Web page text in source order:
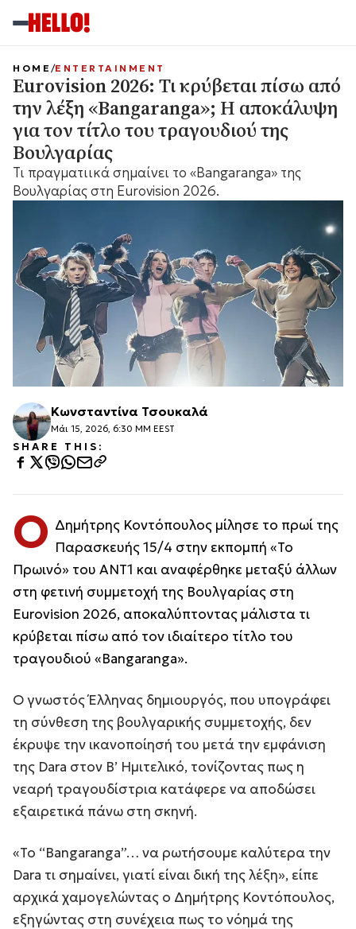
HOME ENTERTAINMENT
Eurovision 2026: Τι κρύβεται πίσω από
την λέξη «Bangaranga»; Η αποκάλυψη
για τον τίτλο του τραγουδιού της
Βουλγαρίας
Τι πραγματιικά σημαίνει το «Bangaranga» της
Βουλγαρίας στη Eurovision 2026.
Κωνσταντίνα Τσουκαλά
Μάι 15, 2026, 6:30 ΜΜ EEST
SHARE THIS:
Ο Δημήτρης Κοντόπουλος μίλησε το πρωί της
Παρασκευής 15/4 στην εκπομπή «Το
Πρωινό» του ΑΝΤ1 και αναφέρθηκε μεταξύ άλλων
στη φετινή συμμετοχή της Βουλγαρίας στη
Eurovision 2026, αποκαλύπτοντας μάλιστα τι
κρύβεται πίσω από τον ιδιαίτερο τίτλο του
τραγουδιού «Bangaranga».
Ο γνωστός Έλληνας δημιουργός, που υπογράφει
τη σύνθεση της βουλγαρικής συμμετοχής, δεν
έκρυψε την ικανοποίησή του μετά την εμφάνιση
της Dara στον Β’ Ημιτελικό, τονίζοντας πως η
νεαρή τραγουδίστρια κατάφερε να αποδώσει
εξαιρετικά πάνω στη σκηνή.
«Το “Bangaranga”… να ρωτήσουμε καλύτερα την
Dara τι σημαίνει, γιατί είναι δική της λέξη», είπε
αρχικά χαμογελώντας ο Δημήτρης Κοντόπουλος,
εξηγώντας στη συνέχεια πως το νόημά της